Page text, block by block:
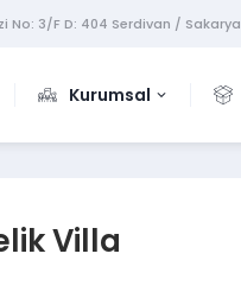
No: 3/F D: 404 Serdivan / Sakarya
Kurumsal
Villa